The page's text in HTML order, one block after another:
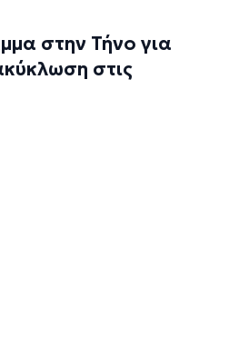
στην Τήνο για
στις